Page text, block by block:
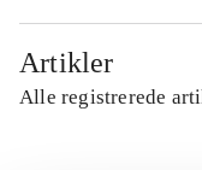
Artikler
Alle registrerede